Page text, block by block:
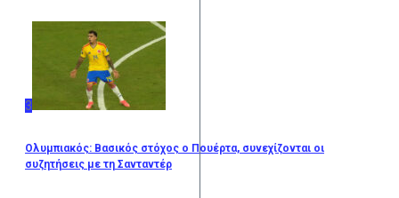
3
Ολυμπιακός: Βασικός στόχος ο Πουέρτα, συνεχίζονται οι
συζητήσεις με τη Σανταντέρ